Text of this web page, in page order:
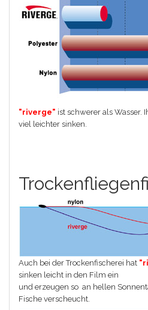
"riverge" ist schwerer als Wasser.
viel leichter sinken.
Auch bei der Trockenfischerei hat
sinken leicht in den Film ein
und erzeugen so an hellen
Fische verscheucht.